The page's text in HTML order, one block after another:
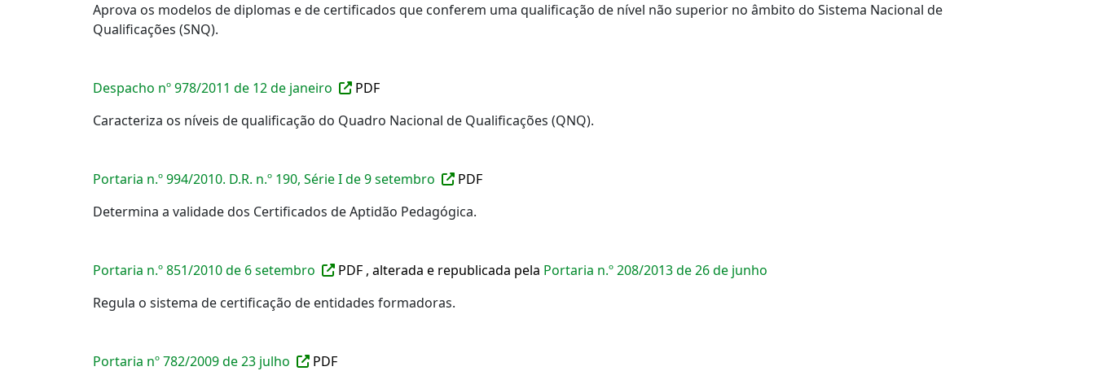
Aprova os modelos de diplomas e de certificados que conferem uma qualificação de nível não superior no âmbito do Sistema Nacional de
Qualificações (SNQ).
Despacho nº 978/2011 de 12 de janeiro
PDF
Caracteriza os níveis de qualificação do Quadro Nacional de Qualificações (QNQ).
Portaria n.º 994/2010. D.R. n.º 190, Série I de 9 setembro
PDF
Determina a validade dos Certificados de Aptidão Pedagógica.
Portaria n.º 851/2010 de 6 setembro PDF , alterada e republicada pela Portaria n.º 208/2013 de 26 de junho
Regula o sistema de certificação de entidades formadoras.
Portaria nº 782/2009 de 23 julho
PDF